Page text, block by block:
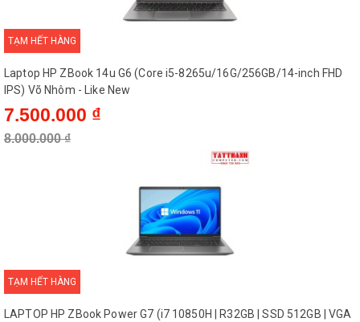
TẠM HẾT HÀNG
Laptop HP ZBook 14u G6 (Core i5-8265u/16G/256GB/14-inch FHD
IPS) Võ Nhôm - Like New
7.500.000 ₫
8.000.000 ₫
TẠM HẾT HÀNG
LAPTOP HP ZBook Power G7 (i7 10850H | R32GB | SSD 512GB | VGA